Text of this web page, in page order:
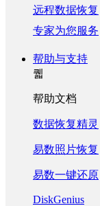
远程数据恢复
专家为您服务
帮助与支持
퀣
帮助文档
数据恢复精灵
易数照片恢复
易数一键还原
DiskGenius